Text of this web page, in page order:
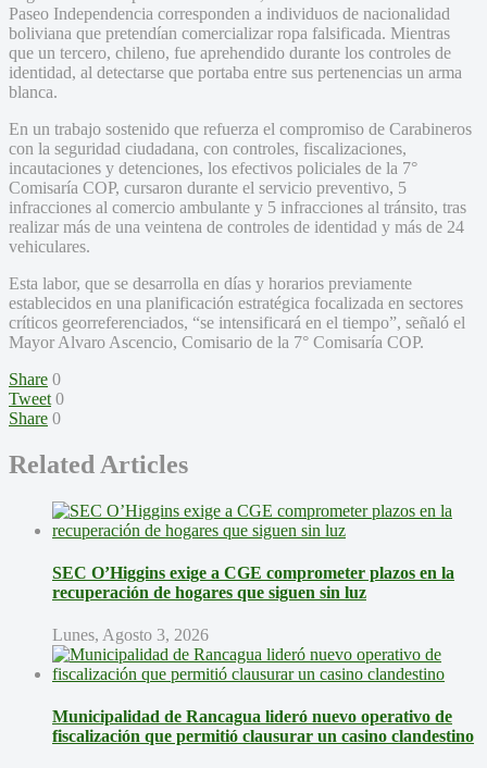
Paseo Independencia corresponden a individuos de nacionalidad
boliviana que pretendían comercializar ropa falsificada. Mientras
que un tercero, chileno, fue aprehendido durante los controles de
identidad, al detectarse que portaba entre sus pertenencias un arma
blanca.
En un trabajo sostenido que refuerza el compromiso de Carabineros
con la seguridad ciudadana, con controles, fiscalizaciones,
incautaciones y detenciones, los efectivos policiales de la 7°
Comisaría COP, cursaron durante el servicio preventivo, 5
infracciones al comercio ambulante y 5 infracciones al tránsito, tras
realizar más de una veintena de controles de identidad y más de 24
vehiculares.
Esta labor, que se desarrolla en días y horarios previamente
establecidos en una planificación estratégica focalizada en sectores
críticos georreferenciados, “se intensificará en el tiempo”, señaló el
Mayor Alvaro Ascencio, Comisario de la 7° Comisaría COP.
Share 0
Tweet 0
Share 0
Related Articles
SEC O’Higgins exige a CGE comprometer plazos en la
recuperación de hogares que siguen sin luz
Lunes, Agosto 3, 2026
Municipalidad de Rancagua lideró nuevo operativo de
fiscalización que permitió clausurar un casino clandestino